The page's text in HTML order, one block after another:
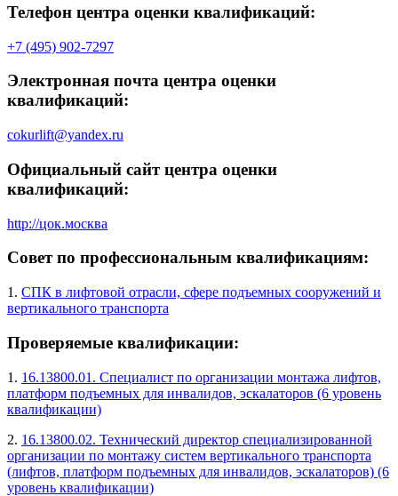
Телефон центра оценки квалификаций:
+7 (495) 902-7297
Электронная почта центра оценки
квалификаций:
cokurlift@yandex.ru
Официальный сайт центра оценки
квалификаций:
http://цок.москва
Совет по профессиональным квалификациям:
1. СПК в лифтовой отрасли, сфере подъемных сооружений и
вертикального транспорта
Проверяемые квалификации:
1. 16.13800.01. Специалист по организации монтажа лифтов,
платформ подъемных для инвалидов, эскалаторов (6 уровень
квалификации)
2. 16.13800.02. Технический директор специализированной
организации по монтажу систем вертикального транспорта
(лифтов, платформ подъемных для инвалидов, эскалаторов) (6
уровень квалификации)